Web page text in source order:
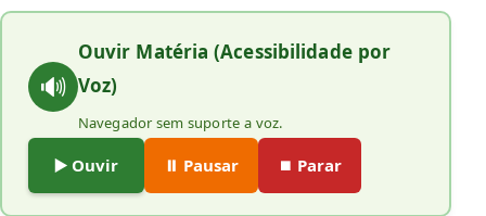
🔊
Ouvir Matéria (Acessibilidade por
Voz)
Navegador sem suporte a voz.
▶️ Ouvir ⏸️ Pausar ⏹️ Parar